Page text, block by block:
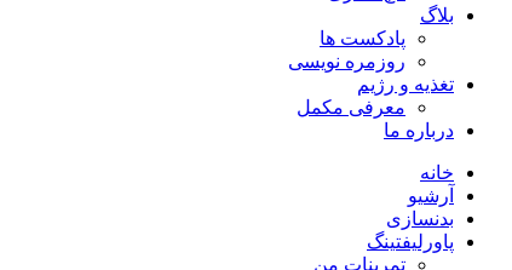
بلاگ
پادکست ها
روزمره نویسی
تغذیه و رژیم
معرفی مکمل
درباره ما
خانه
آرشیو
بدنسازی
پاورلیفتینگ
تمرینات من